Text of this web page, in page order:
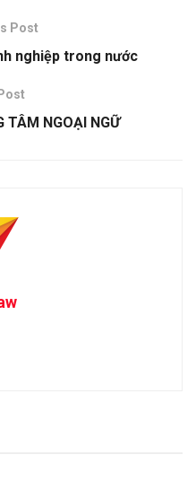
Post
nghiệp trong nước
TÂM NGOẠI NGỮ